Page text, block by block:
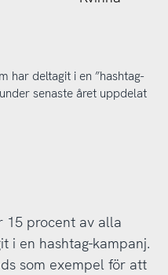
har deltagit i en ”hashtag-
senaste året uppdelat
15 procent av alla
i en hashtag-kampanj.
som exempel för att